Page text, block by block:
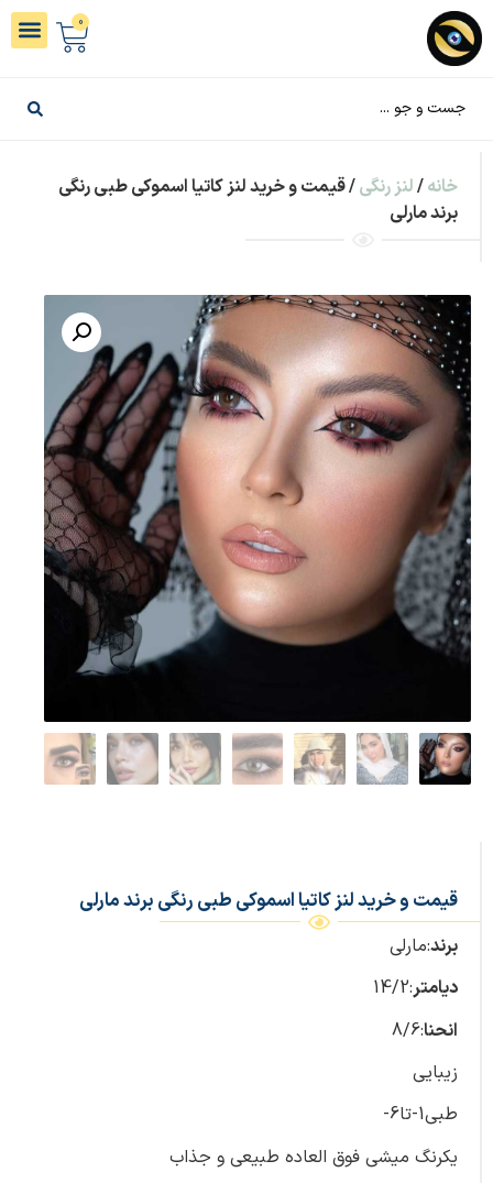
0
خانه/لنز رنگی/ قیمت و خرید لنز كاتیا اسموکی طبی رنگی
برند مارلی
قیمت و خرید لنز كاتیا اسموکی طبی رنگی برند مارلی
برند:مارلی
دیامتر:14/2
انحنا:8/6
زیبایی
طبی1-تا6-
یکرنگ میشی فوق العاده طبیعی و جذاب